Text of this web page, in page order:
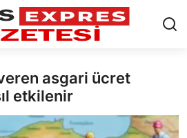
Kayıt olmakasgari ücret
etkilenir